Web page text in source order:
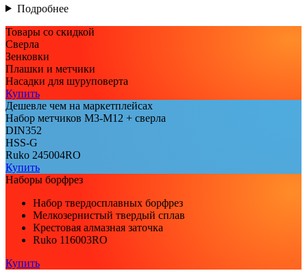
Подробнее
Товары со скидкой
Сверла
Зенковки
Плашки и метчики
Насадки для шуруповерта
Купить
Дешевле чем на маркетплейсах
Набор метчиков М3-М12 + сверла
DIN352
HSS-G
Ruko 245004RO
Купить
Наборы борфрез
Набор твердосплавных борфрез
Мелкозернистый твердый сплав
Крестовая алмазная заточка
Ruko 116003RO
Купить